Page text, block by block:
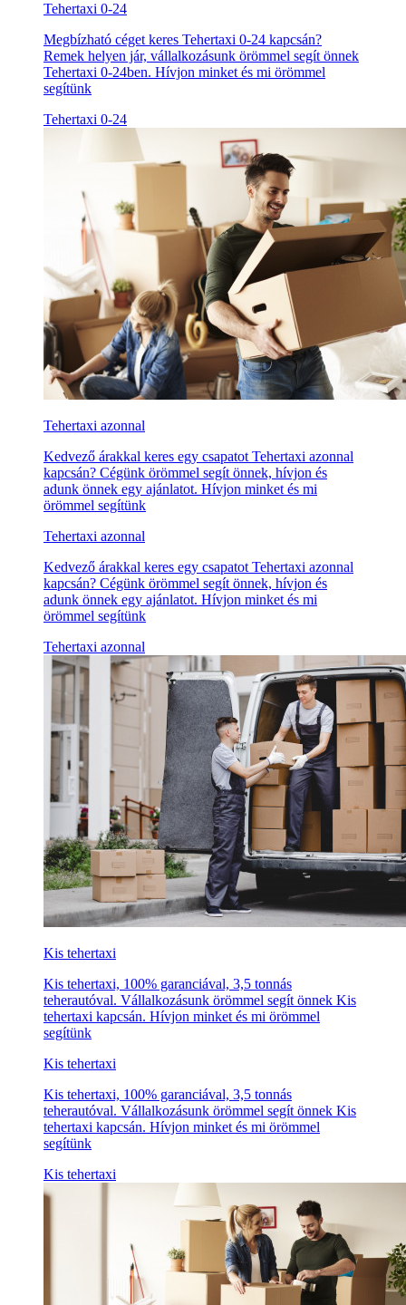
Tehertaxi 0-24
Megbízható céget keres Tehertaxi 0-24 kapcsán?
Remek helyen jár, vállalkozásunk örömmel segít önnek
Tehertaxi 0-24ben. Hívjon minket és mi örömmel
segítünk
Tehertaxi 0-24
Tehertaxi azonnal
Kedvező árakkal keres egy csapatot Tehertaxi azonnal
kapcsán? Cégünk örömmel segít önnek, hívjon és
adunk önnek egy ajánlatot. Hívjon minket és mi
örömmel segítünk
Tehertaxi azonnal
Kedvező árakkal keres egy csapatot Tehertaxi azonnal
kapcsán? Cégünk örömmel segít önnek, hívjon és
adunk önnek egy ajánlatot. Hívjon minket és mi
örömmel segítünk
Tehertaxi azonnal
Kis tehertaxi
Kis tehertaxi, 100% garanciával, 3,5 tonnás
teherautóval. Vállalkozásunk örömmel segít önnek Kis
tehertaxi kapcsán. Hívjon minket és mi örömmel
segítünk
Kis tehertaxi
Kis tehertaxi, 100% garanciával, 3,5 tonnás
teherautóval. Vállalkozásunk örömmel segít önnek Kis
tehertaxi kapcsán. Hívjon minket és mi örömmel
segítünk
Kis tehertaxi